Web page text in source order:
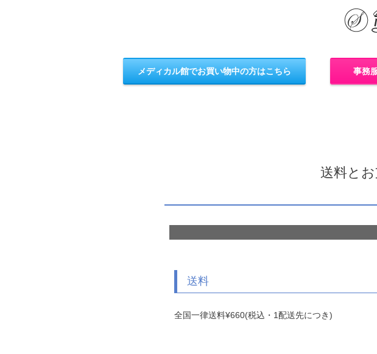
メディカル館でお買い物中の方はこちら 事務
送料と
送料
全国一律送料¥660(税込・1配送先につき)